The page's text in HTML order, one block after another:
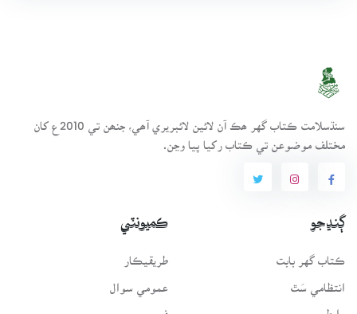
سنڌسلامت ڪتاب گهر ھڪ آن لائين لائبريري آھي، جنھن تي 2010ع کان
مختلف موضوعن تي ڪتاب رکيا پيا وڃن.
ڳنڍجو
ڪتاب گهر بابت
انتظامي سَٿ
رابطو
ڪميونٽي
طريقيڪار
عمومي سوال
فورم